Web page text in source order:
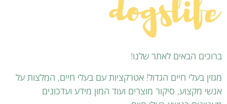
ברוכים הבאים לאתר שלנו!
מגזין בעלי חיים הגדול! אטרקציות עם בעלי חיים, המלצות על
אנשי מקצוע, סיקור מוצרים ועוד המון מידע ועדכונים